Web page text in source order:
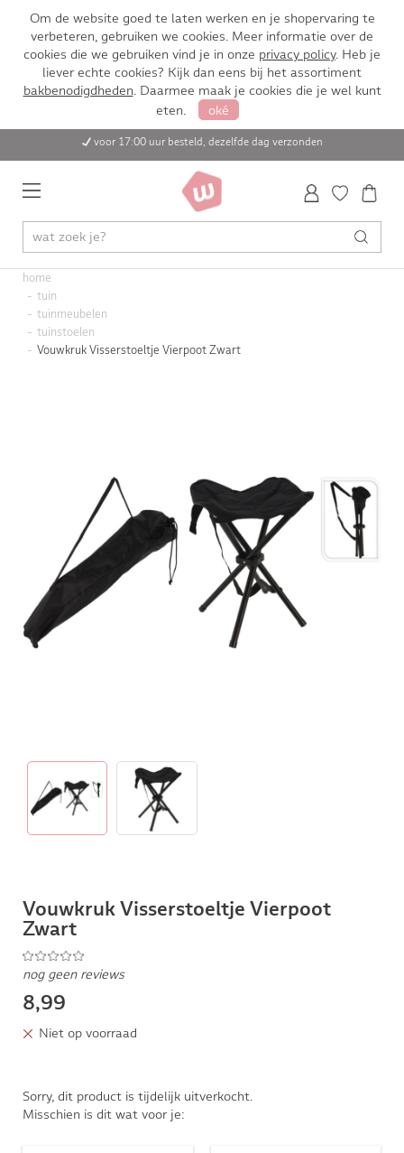
Om de website goed te laten werken en je shopervaring te
verbeteren, gebruiken we cookies. Meer informatie over de
cookies die we gebruiken vind je in onze privacy policy. Heb je
liever echte cookies? Kijk dan eens bij het assortiment
bakbenodigdheden. Daarmee maak je cookies die je wel kunt
eten.
oké
voor 17:00 uur besteld, dezelfde dag verzonden
home
tuin
tuinmeubelen
tuinstoelen
Vouwkruk Visserstoeltje Vierpoot Zwart
Vouwkruk Visserstoeltje Vierpoot
Zwart
nog geen reviews
8,99
Niet op voorraad
Sorry, dit product is tijdelijk uitverkocht.
Misschien is dit wat voor je: